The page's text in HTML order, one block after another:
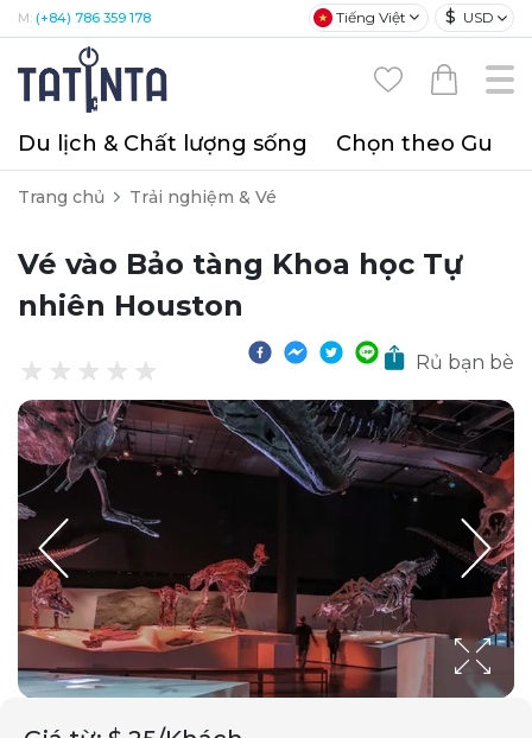
M: (+84) 786 359 178 Tiếng Việt $ USD
Du lịch & Chất lượng sống Chọn theo Gu
Trang chủ Trải nghiệm & Vé
Vé vào Bảo tàng Khoa học Tự
nhiên Houston
Rủ bạn bè